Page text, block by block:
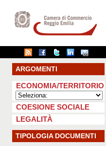
ARGOMENTI
ECONOMIA/TERRITORIO
COESIONE SOCIALE
LEGALITÀ
TIPOLOGIA DOCUMENTI